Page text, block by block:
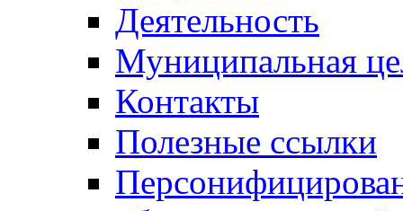
Деятельность
Муниципальная
Контакты
Полезные ссылки